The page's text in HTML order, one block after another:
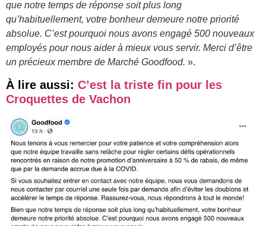
que notre temps de réponse soit plus long
qu’habituellement, votre bonheur demeure notre priorité
absolue. C’est pourquoi nous avons engagé 500 nouveaux
employés pour nous aider à mieux vous servir. Merci d’être
un précieux membre de Marché Goodfood. ».
À lire aussi: C’est la triste fin pour les
Croquettes de Vachon